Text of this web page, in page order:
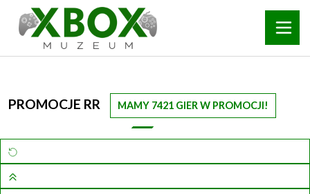
PROMOCJE RR MAMY 7421 GIER W PROMOCJI!